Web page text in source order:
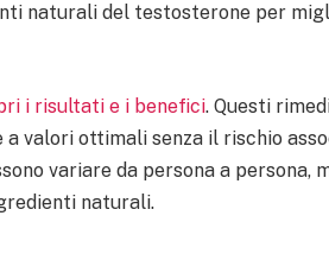
naturali del testosterone per
i risultati e i benefici. Questi
valori ottimali senza il rischio
variare da persona a persona,
naturali.